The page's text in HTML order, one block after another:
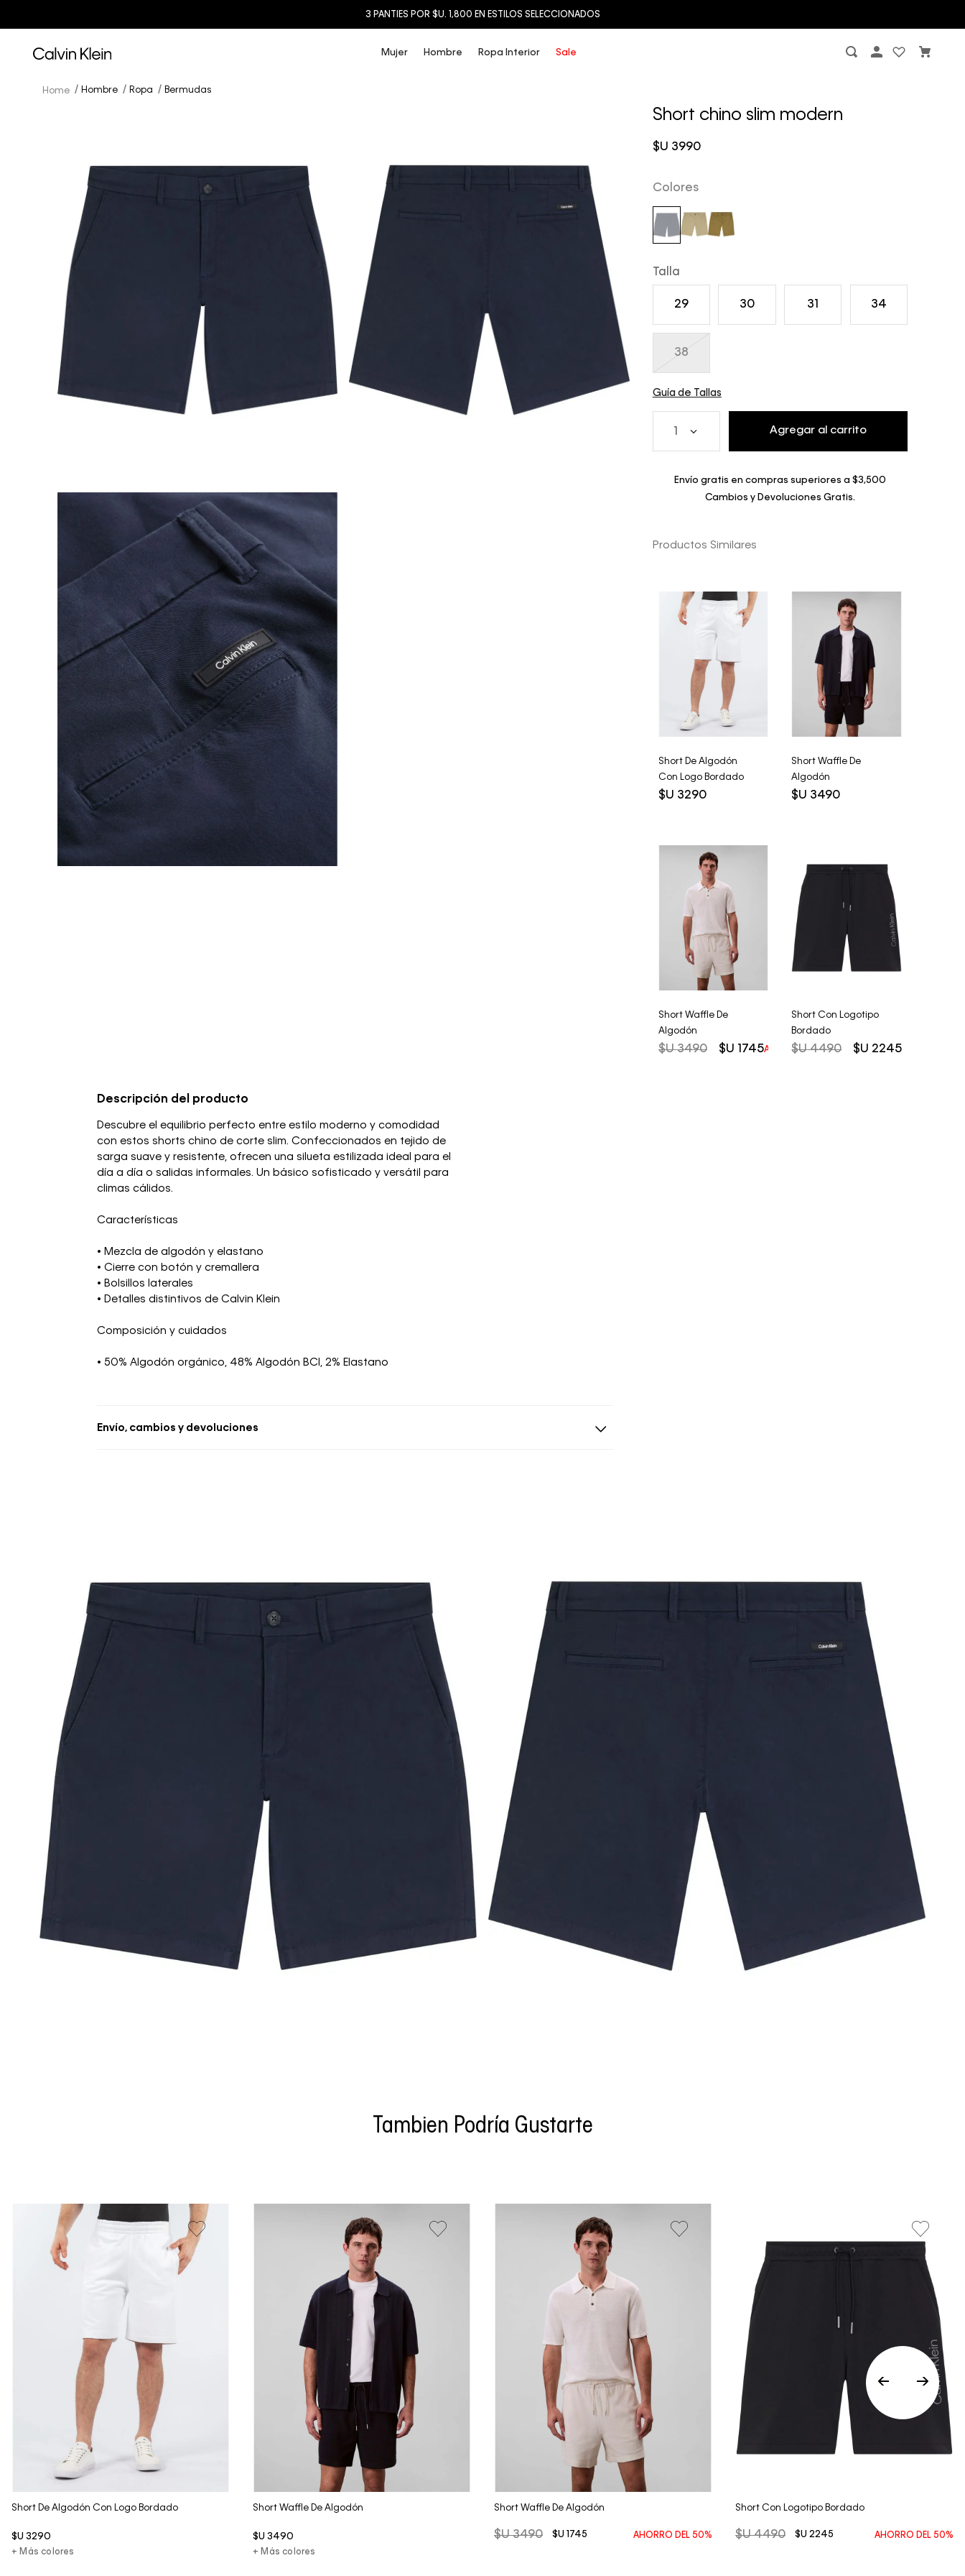
3 PANTIES POR $U. 1,800 EN ESTILOS SELECCIONADOS
Mujer Hombre Ropa Interior Sale
Hombre Ropa Bermudas
Short chino slim modern
$U 3990
Colores
Talla
29 30 31 34
38
Guía de Tallas
Agregar al carrito
Envío gratis en compras superiores a $3,500
Cambios y Devoluciones Gratis.
Productos Similares
Short De Algodón
Con Logo Bordado
$U 3290
Short Waffle De
Algodón
$U 3490
Short Waffle De
Algodón
$U 3490 $U 1745AHORRO DEL50%
Short Con Logotipo
Bordado
$U 4490 $U 2245
Descripción del producto
Descubre el equilibrio perfecto entre estilo moderno y comodidad
con estos shorts chino de corte slim. Confeccionados en tejido de
sarga suave y resistente, ofrecen una silueta estilizada ideal para el
día a día o salidas informales. Un básico sofisticado y versátil para
climas cálidos.
Características
• Mezcla de algodón y elastano
• Cierre con botón y cremallera
• Bolsillos laterales
• Detalles distintivos de Calvin Klein
Composición y cuidados
• 50% Algodón orgánico, 48% Algodón BCI, 2% Elastano
Envío, cambios y devoluciones
Tambien Podría Gustarte
Vista Rápida
Short De Algodón Con Logo Bordado
$U 3290
+ Más colores
Vista Rápida
Short Waffle De Algodón
$U 3490
+ Más colores
Vista Rápida
Short Waffle De Algodón
$U 3490 $U 1745 AHORRO DEL 50%
Short Con Logotipo Bordado
$U 4490 $U 2245 AHORRO DEL 50%